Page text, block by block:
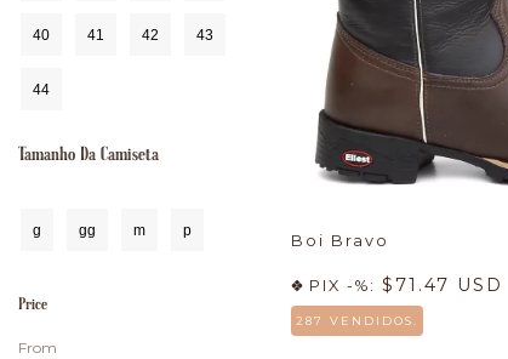
40 41 42 43
44
Tamanho Da Camiseta
g gg m p
Price
From
Boi Bravo
PIX -%: $71.47 USD
287 VENDIDOS.